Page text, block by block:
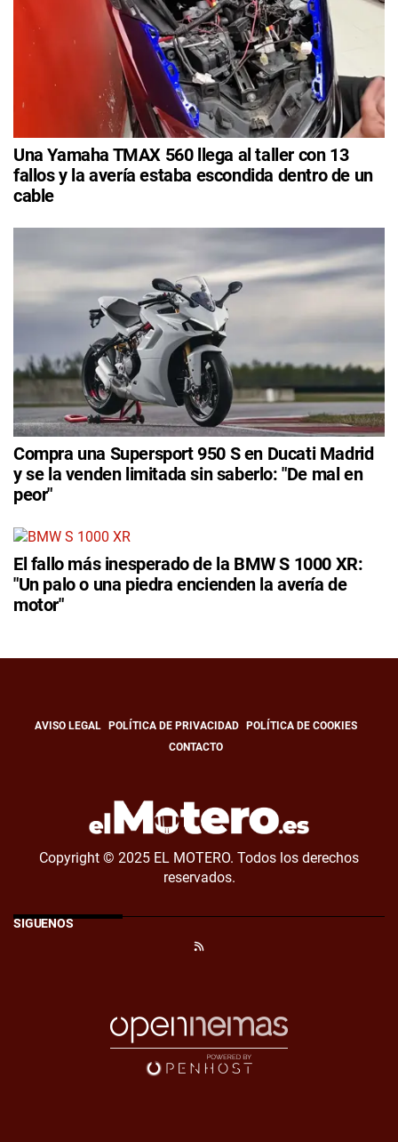
Una Yamaha TMAX 560 llega al taller con 13
fallos y la avería estaba escondida dentro de un
cable
Compra una Supersport 950 S en Ducati Madrid
y se la venden limitada sin saberlo: "De mal en
peor"
El fallo más inesperado de la BMW S 1000 XR:
"Un palo o una piedra encienden la avería de
motor"
AVISO LEGAL POLÍTICA DE PRIVACIDAD
POLÍTICA DE COOKIES
CONTACTO
Copyright © 2025 EL MOTERO. Todos los derechos
reservados.
SÍGUENOS